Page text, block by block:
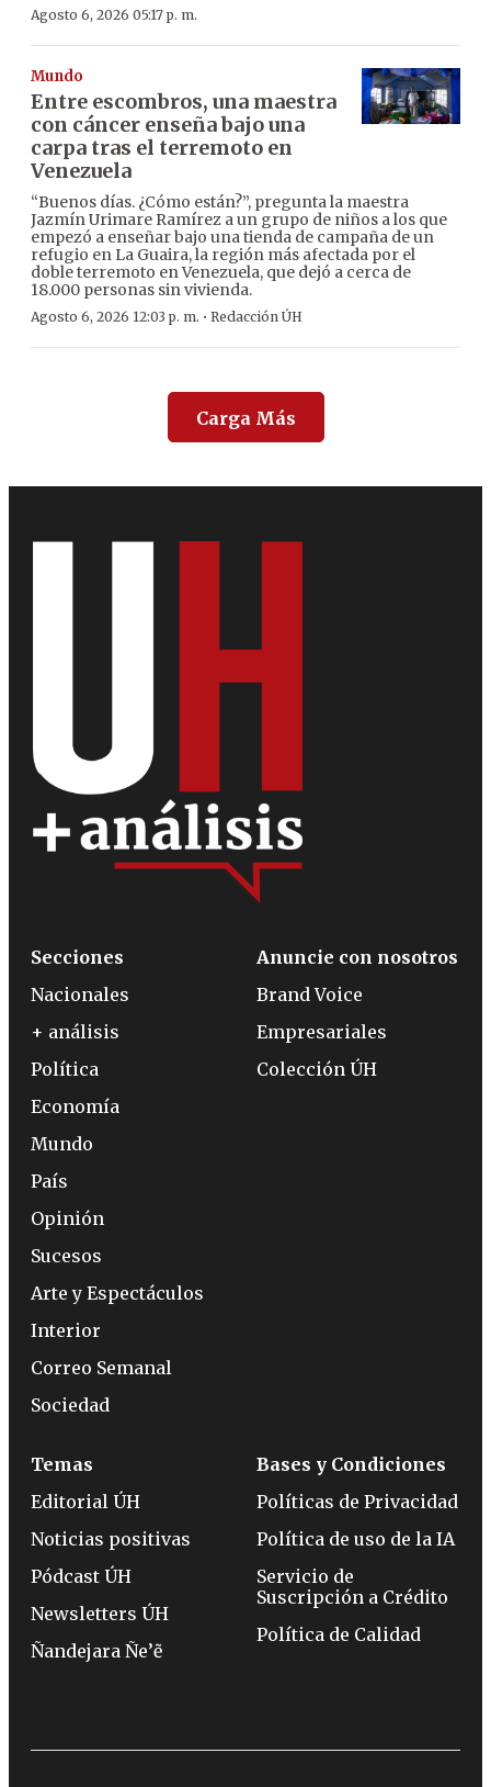
Agosto 6, 2026 05:17 p. m.
Mundo
Entre escombros, una maestra
con cáncer enseña bajo una
carpa tras el terremoto en
Venezuela
“Buenos días. ¿Cómo están?”, pregunta la maestra
Jazmín Urimare Ramírez a un grupo de niños a los que
empezó a enseñar bajo una tienda de campaña de un
refugio en La Guaira, la región más afectada por el
doble terremoto en Venezuela, que dejó a cerca de
18.000 personas sin vivienda.
Agosto 6, 2026 12:03 p. m. · Redacción ÚH
Carga Más
Secciones
Nacionales
+ análisis
Política
Economía
Mundo
País
Opinión
Sucesos
Arte y Espectáculos
Interior
Correo Semanal
Sociedad
Anuncie con nosotros
Brand Voice
Empresariales
Colección ÚH
Temas
Editorial ÚH
Noticias positivas
Pódcast ÚH
Newsletters ÚH
Ñandejara Ñe’ẽ
Bases y Condiciones
Políticas de Privacidad
Política de uso de la IA
Servicio de
Suscripción a Crédito
Política de Calidad